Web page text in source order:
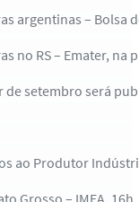
argentinas – Bolsa
no RS – Emater, na
setembro será
ao Produtor
Grosso – IMEA, 16h.